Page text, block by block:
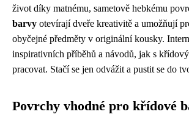
život díky matnému, sametově hebkému
barvy otevírají dveře kreativitě a umožňují
obyčejné předměty v originální kousky.
inspirativních příběhů a návodů, jak s
pracovat. Stačí se jen odvážit a pustit se do
Povrchy vhodné pro křídové